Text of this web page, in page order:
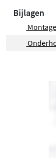
Bijlagen